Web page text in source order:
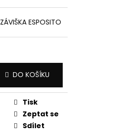
ZÁVIŠKA ESPOSITO
DO KOŠÍKU
Tisk
Zeptat se
Sdílet